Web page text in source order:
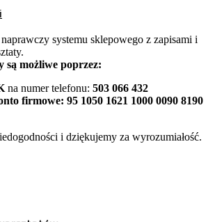
systemu sklepowego z zapisami i
są możliwe poprzez:
na numer telefonu: 503 066 432
firmowe: 95 1050 1621 1000 0090 8190
i dziękujemy za wyrozumiałość.